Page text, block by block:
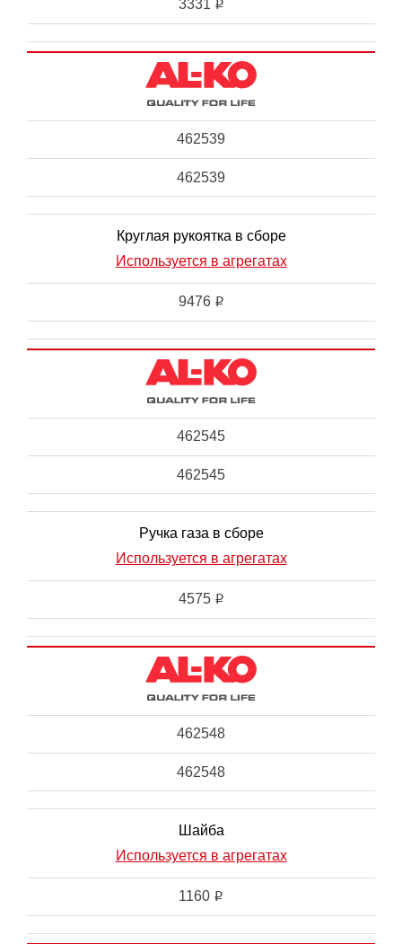
3331 i
462539
462539
Круглая рукоятка в сборе
Используется в агрегатах
9476 i
462545
462545
Ручка газа в сборе
Используется в агрегатах
4575 i
462548
462548
Шайба
Используется в агрегатах
1160 i